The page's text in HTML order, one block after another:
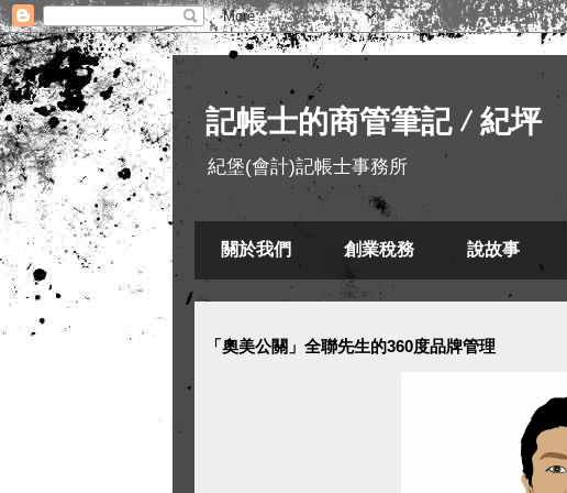
記帳士的商管筆記 / 紀坪
紀堡(會計)記帳士事務所
關於我們 創業稅務 說故事
「奧美公關」全聯先生的360度品牌管理